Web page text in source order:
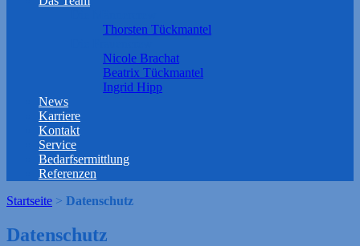
Thorsten Tückmantel
Nicole Brachat
Beatrix Tückmantel
Ingrid Hipp
News
Karriere
Kontakt
Service
Bedarfsermittlung
Referenzen
Startseite > Datenschutz
Datenschutz